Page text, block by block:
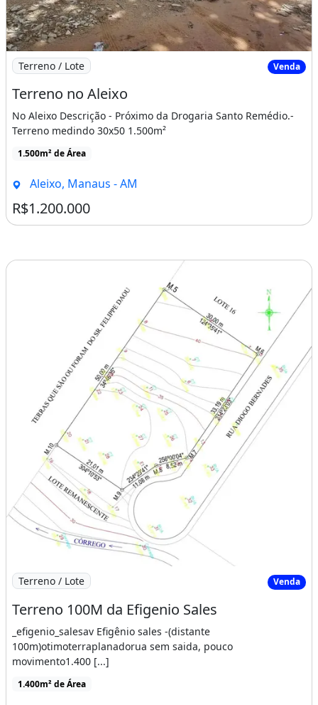
Imagem: Terreno no Aleixo
Terreno / Lote Venda
Terreno no Aleixo
No Aleixo Descrição - Próximo da Drogaria Santo Remédio.-
Terreno medindo 30x50 1.500m²
1.500m² de Área
Aleixo, Manaus - AM
R$1.200.000
Imagem: Terreno 100M da Efigenio Sales
Terreno / Lote Venda
Terreno 100M da Efigenio Sales
_efigenio_salesav Efigênio sales -(distante
100m)otimoterraplanadorua sem saida, pouco
movimento1.400 [...]
1.400m² de Área